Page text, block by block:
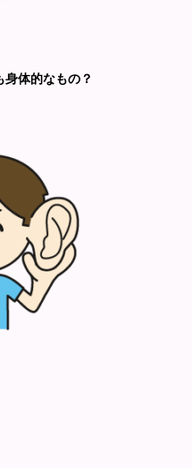
体的なもの？